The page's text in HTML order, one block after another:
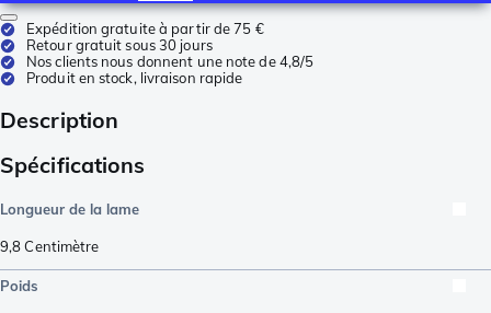
Expédition gratuite à partir de 75 €
Retour gratuit sous 30 jours
Nos clients nous donnent une note de 4,8/5
Produit en stock, livraison rapide
Description
Spécifications
Longueur de la lame
9,8Centimètre
Poids